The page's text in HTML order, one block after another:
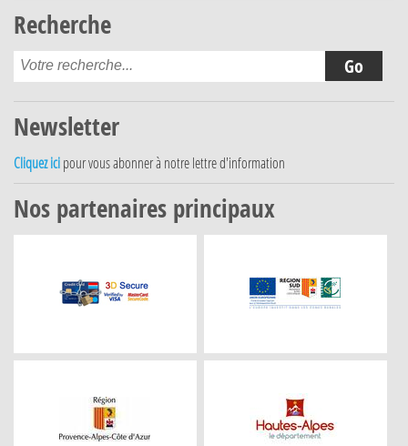
Recherche
Newsletter
Cliquez ici pour vous abonner à notre lettre d'information
Nos partenaires principaux